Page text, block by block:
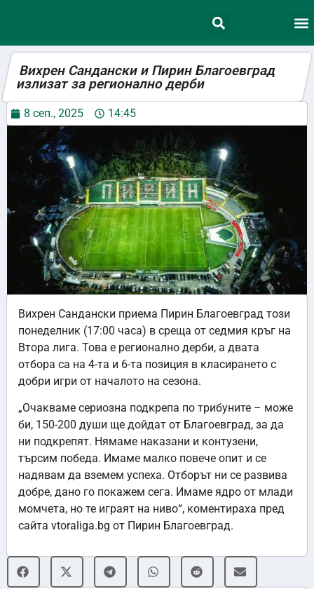
Вихрен Сандански и Пирин Благоевград
излизат за регионално дерби
8 сеп., 2025 14:45
Вихрен Сандански приема Пирин Благоевград този
понеделник (17:00 часа) в среща от седмия кръг на
Втора лига. Това е регионално дерби, а двата
отбора са на 4-та и 6-та позиция в класирането с
добри игри от началото на сезона.
„Очакваме сериозна подкрепа по трибуните – може
би, 150-200 души ще дойдат от Благоевград, за да
ни подкрепят. Нямаме наказани и контузени,
търсим победа. Имаме малко повече опит и се
надявам да вземем успеха. Отборът ни се развива
добре, дано го покажем сега. Имаме ядро от млади
момчета, но те играят на ниво“, коментираха пред
сайта vtoraliga.bg от Пирин Благоевград.